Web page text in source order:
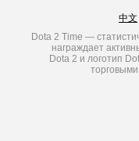
中文
Dota 2 Time —
награждает
Dota 2 и логотип